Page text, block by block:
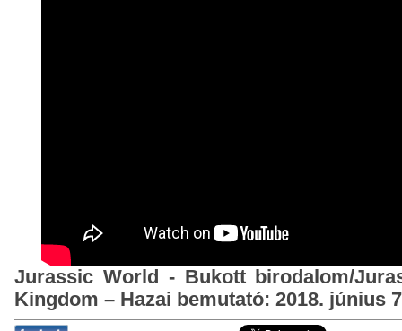
Jurassic World - Bukott birodalom/
Kingdom – Hazai bemutató: 2018. június